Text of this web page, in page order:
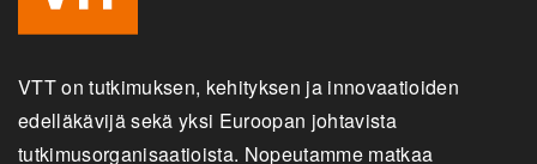
VTT on tutkimuksen, kehityksen ja innovaatioiden
edelläkävijä sekä yksi Euroopan johtavista
tutkimusorganisaatioista. Nopeutamme matkaa